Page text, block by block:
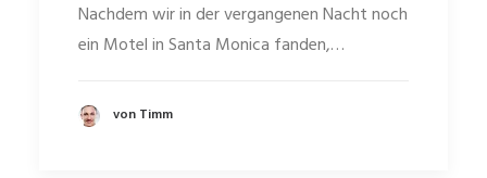
Nachdem wir in der vergangenen Nacht noch
ein Motel in Santa Monica fanden,…
von Timm